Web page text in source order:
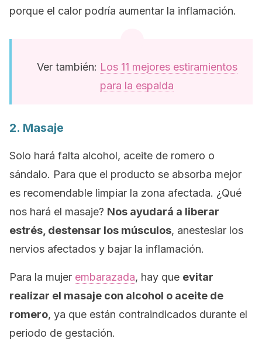
porque el calor podría aumentar la inflamación.
Ver también: Los 11 mejores estiramientos
para la espalda
2. Masaje
Solo hará falta alcohol, aceite de romero o
sándalo. Para que el producto se absorba mejor
es recomendable limpiar la zona afectada. ¿Qué
nos hará el masaje? Nos ayudará a liberar
estrés, destensar los músculos, anestesiar los
nervios afectados y bajar la inflamación.
Para la mujer embarazada, hay que evitar
realizar el masaje con alcohol o aceite de
romero, ya que están contraindicados durante el
periodo de gestación.